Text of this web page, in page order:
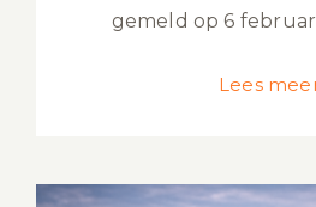
gemeld op 6
Lees